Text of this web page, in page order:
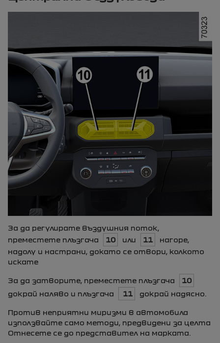
За да регулирате въздушния поток,
преместете плъзгача
10 или 11
нагоре,
надолу и настрани, докато се отвори, колкото
искате
За да затворите, преместете плъзгача
10
докрай наляво и плъзгача
11 докрай надясно.
Против неприятни миризми в автомобила
използвайте само методи, предвидени за целта
Отнесете се до представител на марката.